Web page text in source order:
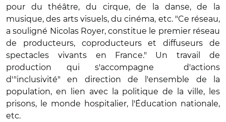
pour du théâtre, du cirque, de la danse, de la
musique, des arts visuels, du cinéma, etc. "Ce réseau,
a souligné Nicolas Royer, constitue le premier réseau
de producteurs, coproducteurs et diffuseurs de
spectacles vivants en France." Un travail de
production qui s'accompagne
d'actions
d'"inclusivité" en direction de l'ensemble de la
population, en lien avec la politique de la ville, les
prisons, le monde hospitalier, l'Éducation nationale,
etc.